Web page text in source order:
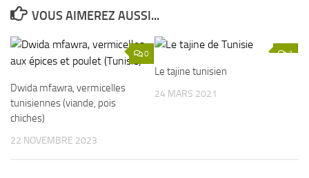
VOUS AIMEREZ AUSSI...
0
Dwida mfawra, vermicelles
tunisiennes (viande, pois
chiches)
22 NOVEMBRE 2023
1
Le tajine tunisien
24 MARS 2021